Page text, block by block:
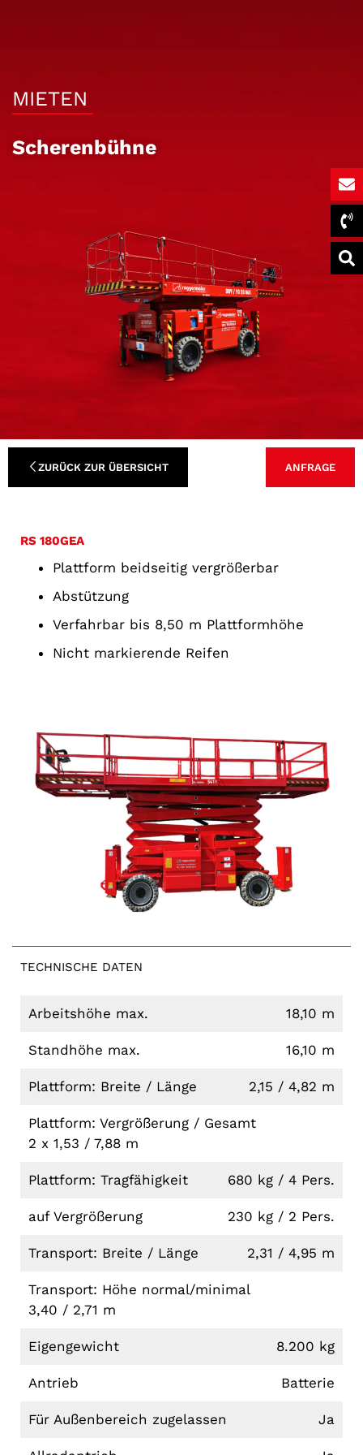
MIETEN
Scherenbühne
ZURÜCK ZUR ÜBERSICHT ANFRAGE
RS 180GEA
Plattform beidseitig vergrößerbar
Abstützung
Verfahrbar bis 8,50 m Plattformhöhe
Nicht markierende Reifen
TECHNISCHE DATEN
Arbeitshöhe max. 18,10 m
Standhöhe max. 16,10 m
Plattform: Breite / Länge 2,15 / 4,82 m
Plattform: Vergrößerung / Gesamt
2 x 1,53 / 7,88 m
Plattform: Tragfähigkeit 680 kg / 4 Pers.
auf Vergrößerung 230 kg / 2 Pers.
Transport: Breite / Länge 2,31 / 4,95 m
Transport: Höhe normal/minimal
3,40 / 2,71 m
Eigengewicht 8.200 kg
Antrieb Batterie
Für Außenbereich zugelassen Ja